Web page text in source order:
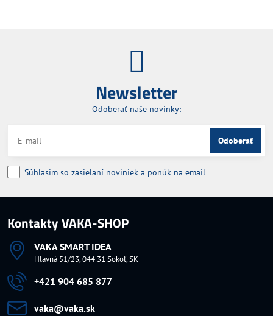
Newsletter
Odoberať naše novinky:
Odoberať
Súhlasim so zasielaní noviniek a ponúk na email
Kontakty VAKA-SHOP
VAKA SMART IDEA
Hlavná 51/23, 044 31 Sokoľ, SK
+421 904 685 877
vaka​@vaka​.sk